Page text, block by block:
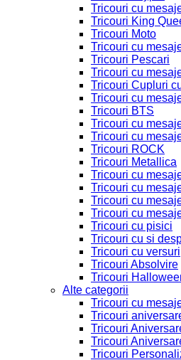
Tricouri cu
Tricouri King
Tricouri Moto
Tricouri cu
Tricouri Pescari
Tricouri cu
Tricouri Cupluri
Tricouri cu
Tricouri BTS
Tricouri cu
Tricouri cu
Tricouri ROCK
Tricouri Metallica
Tricouri cu
Tricouri cu
Tricouri cu
Tricouri cu
Tricouri cu pisici
Tricouri cu si
Tricouri cu versuri
Tricouri Absolvire
Tricouri
Alte categorii
Tricouri cu
Tricouri
Tricouri
Tricouri
Tricouri